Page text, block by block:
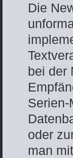
Die
bei der
oder
man